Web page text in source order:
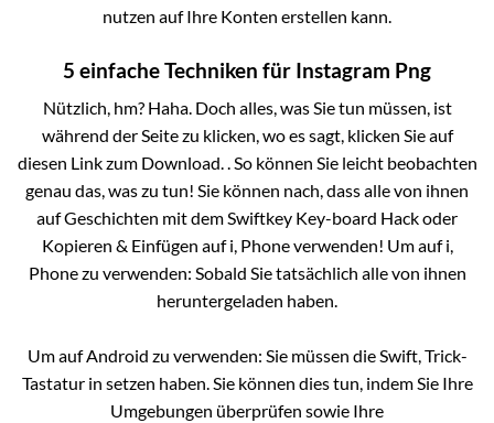
nutzen auf Ihre Konten erstellen kann.
5 einfache Techniken für Instagram Png
Nützlich, hm? Haha. Doch alles, was Sie tun müssen, ist
während der Seite zu klicken, wo es sagt, klicken Sie auf
diesen Link zum Download. . So können Sie leicht beobachten
genau das, was zu tun! Sie können nach, dass alle von ihnen
auf Geschichten mit dem Swiftkey Key-board Hack oder
Kopieren & Einfügen auf i, Phone verwenden! Um auf i,
Phone zu verwenden: Sobald Sie tatsächlich alle von ihnen
heruntergeladen haben.
Um auf Android zu verwenden: Sie müssen die Swift, Trick-
Tastatur in setzen haben. Sie können dies tun, indem Sie Ihre
Umgebungen überprüfen sowie Ihre